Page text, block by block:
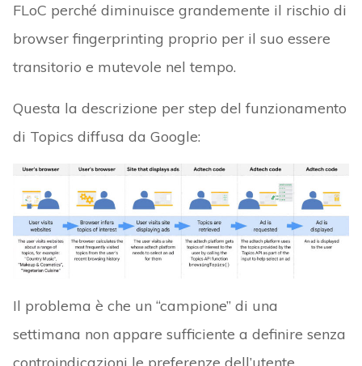
FLoC perché diminuisce grandemente il rischio di
browser fingerprinting proprio per il suo essere
transitorio e mutevole nel tempo.
Questa la descrizione per step del funzionamento
di Topics diffusa da Google:
Il problema è che un “campione” di una
settimana non appare sufficiente a definire senza